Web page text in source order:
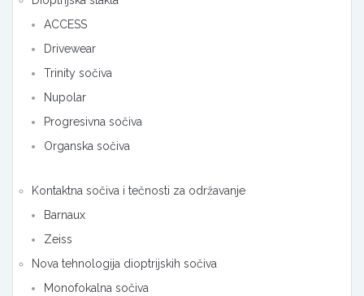
ACCESS
Drivewear
Trinity sočiva
Nupolar
Progresivna sočiva
Organska sočiva
Kontaktna sočiva i tečnosti za održavanje
Barnaux
Zeiss
Nova tehnologija dioptrijskih sočiva
Monofokalna sočiva